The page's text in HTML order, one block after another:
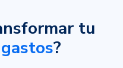
tu
?